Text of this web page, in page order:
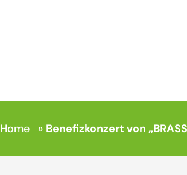
Home » Benefizkonzert von